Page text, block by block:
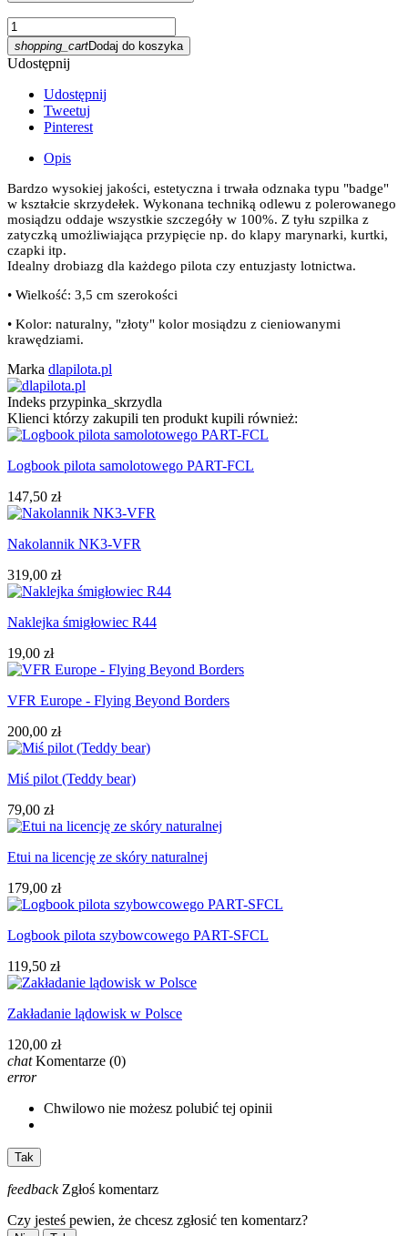
shopping_cartDodaj do koszyka
Udostępnij
Udostępnij
Tweetuj
Pinterest
Opis
Bardzo wysokiej jakości, estetyczna i trwała odznaka typu "badge"
w kształcie skrzydełek. Wykonana techniką odlewu z polerowanego
mosiądzu oddaje wszystkie szczegóły w 100%. Z tyłu szpilka z
zatyczką umożliwiająca przypięcie np. do klapy marynarki, kurtki,
czapki itp.
Idealny drobiazg dla każdego pilota czy entuzjasty lotnictwa.
• Wielkość: 3,5 cm szerokości
• Kolor: naturalny, "złoty" kolor mosiądzu z cieniowanymi
krawędziami.
Marka dlapilota.pl
Indeks przypinka_skrzydla
Klienci którzy zakupili ten produkt kupili również:
Logbook pilota samolotowego PART-FCL
147,50 zł
Nakolannik NK3-VFR
319,00 zł
Naklejka śmigłowiec R44
19,00 zł
VFR Europe - Flying Beyond Borders
200,00 zł
Miś pilot (Teddy bear)
79,00 zł
Etui na licencję ze skóry naturalnej
179,00 zł
Logbook pilota szybowcowego PART-SFCL
119,50 zł
Zakładanie lądowisk w Polsce
120,00 zł
chat Komentarze (0)
error
Chwilowo nie możesz polubić tej opinii
Tak
feedback Zgłoś komentarz
Czy jesteś pewien, że chcesz zgłosić ten komentarz?